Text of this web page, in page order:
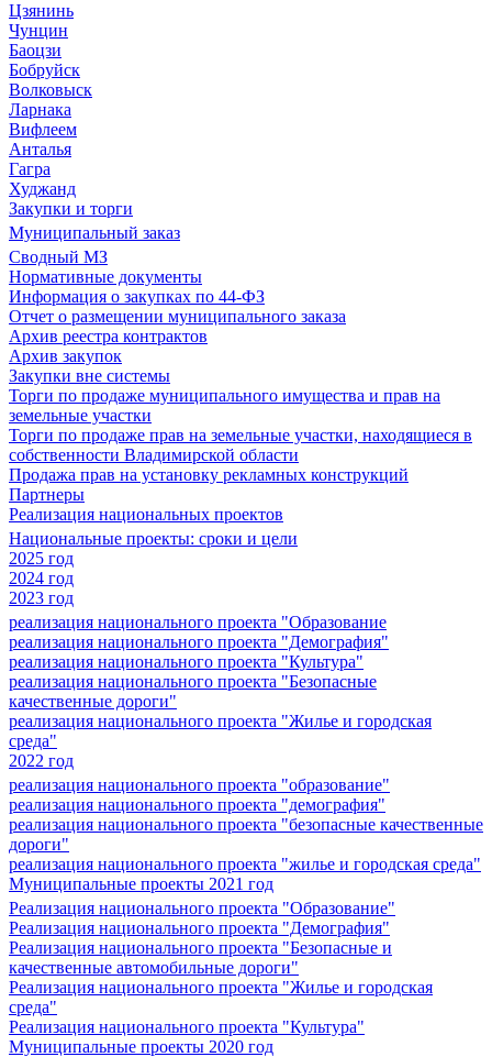
Цзянинь
Чунцин
Баоцзи
Бобруйск
Волковыск
Ларнака
Вифлеем
Анталья
Гагра
Худжанд
Закупки и торги
Муниципальный заказ
Сводный МЗ
Нормативные документы
Информация о закупках по 44-ФЗ
Отчет о размещении муниципального заказа
Архив реестра контрактов
Архив закупок
Закупки вне системы
Торги по продаже муниципального имущества и прав на
земельные участки
Торги по продаже прав на земельные участки, находящиеся в
собственности Владимирской области
Продажа прав на установку рекламных конструкций
Партнеры
Реализация национальных проектов
Национальные проекты: сроки и цели
2025 год
2024 год
2023 год
реализация национального проекта "Образование
реализация национального проекта "Демография"
реализация национального проекта "Культура"
реализация национального проекта "Безопасные
качественные дороги"
реализация национального проекта "Жилье и городская
среда"
2022 год
реализация национального проекта "образование"
реализация национального проекта "демография"
реализация национального проекта "безопасные качественные
дороги"
реализация национального проекта "жилье и городская среда"
Муниципальные проекты 2021 год
Реализация национального проекта "Образование"
Реализация национального проекта "Демография"
Реализация национального проекта "Безопасные и
качественные автомобильные дороги"
Реализация национального проекта "Жилье и городская
среда"
Реализация национального проекта "Культура"
Муниципальные проекты 2020 год